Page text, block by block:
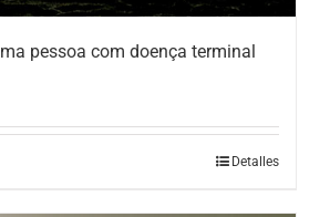
pessoa com doença terminal
Detalles